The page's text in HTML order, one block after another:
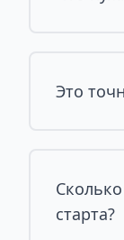
Это
старта?